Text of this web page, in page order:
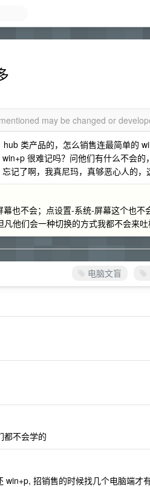
may be changed or
类产品的，怎么销售连最简单的
很难记吗？问他们有什么不会的
记了啊，我真尼玛，真够恶心人的，
也不会；点设置-系统-屏幕这个也不
他们会一种切换的方式我都不会来
电脑文盲
都不会学的
招销售的时候找几个电脑端才